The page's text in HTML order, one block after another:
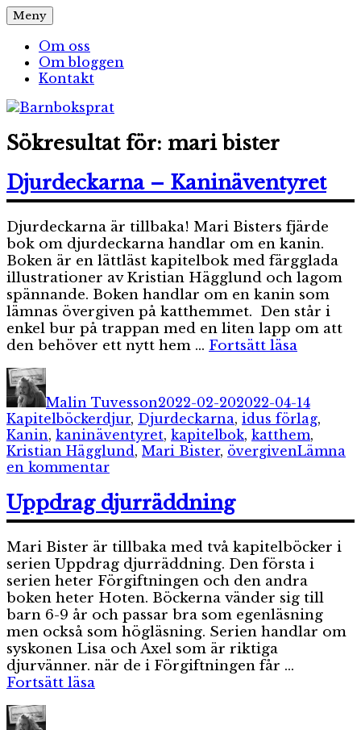
Hoppa
till
innehåll
Barnboksprat
– en blogg om barnböcker
Meny
Om oss
Om bloggen
Kontakt
Sökresultat för: mari bister
Djurdeckarna – Kaninäventyret
Djurdeckarna är tillbaka! Mari Bisters fjärde
bok om djurdeckarna handlar om en kanin.
Boken är en lättläst kapitelbok med färgglada
illustrationer av Kristian Hägglund och lagom
spännande. Boken handlar om en kanin som
lämnas övergiven på katthemmet. Den står i
enkel bur på trappan med en liten lapp om att
den behöver ett nytt hem … Fortsätt läsa
Författare
Malin Tuvesson2022-02-202022-04-14
KapitelböckerEtiketter
djur, Djurdeckarna, idus förlag,
Kanin, kaninäventyret, kapitelbok, katthem,
Kristian Hägglund, Mari Bister, övergivenLämna
en kommentartill
–
Kaninäventyret
Uppdrag djurräddning
Mari Bister är tillbaka med två kapitelböcker i
serien Uppdrag djurräddning. Den första i
serien heter Förgiftningen och den andra
boken heter Hoten. Böckerna vänder sig till
barn 6-9 år och passar bra som egenläsning
men också som högläsning. Serien handlar om
syskonen Lisa och Axel som är riktiga
djurvänner. när de i Förgiftningen får …
Fortsätt läsa
Författare